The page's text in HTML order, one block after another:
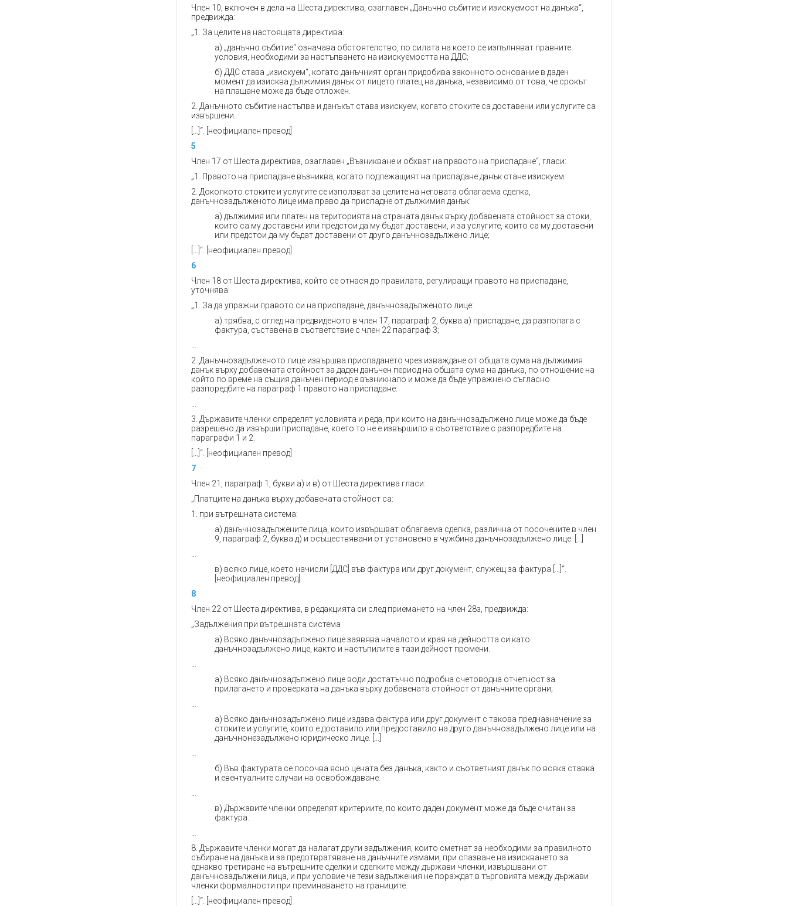
Член 10, включен в дела на Шеста директива, озаглавен „Данъчно събитие и изискуемост на данъка“,
предвижда:
„1. За целите на настоящата директива:
a) „данъчно събитие“ означава обстоятелство, по силата на което се изпълняват правните
условия, необходими за настъпването на изискуемостта на ДДС;
б) ДДС става „изискуем“, когато данъчният орган придобива законното основание в даден
момент да изисква дължимия данък от лицето платец на данъка, независимо от това, че срокът
на плащане може да бъде отложен.
2. Данъчното събитие настъпва и данъкът става изискуем, когато стоките са доставени или услугите са
извършени.
[…]“. [неофициален превод]
5
Член 17 от Шеста директива, озаглавен „Възникване и обхват на правото на приспадане“, гласи:
„1. Правото на приспадане възниква, когато подлежащият на приспадане данък стане изискуем.
2. Доколкото стоките и услугите се използват за целите на неговата облагаема сделка,
данъчнозадълженото лице има право да приспадне от дължимия данък:
a) дължимия или платен на територията на страната данък върху добавената стойност за стоки,
които са му доставени или предстои да му бъдат доставени, и за услугите, които са му доставени
или предстои да му бъдат доставени от друго данъчнозадължено лице;
[…]“. [неофициален превод]
6
Член 18 от Шеста директива, който се отнася до правилата, регулиращи правото на приспадане,
уточнява:
„1. За да упражни правото си на приспадане, данъчнозадълженото лице:
a) трябва, с оглед на предвиденото в член 17, параграф 2, буква а) приспадане, да разполага с
фактура, съставена в съответствие с член 22 параграф 3;
2. Данъчнозадълженото лице извършва приспадането чрез изваждане от общата сума на дължимия
данък върху добавената стойност за даден данъчен период на общата сума на данъка, по отношение на
който по време на същия данъчен период е възникнало и може да бъде упражнено съгласно
разпоредбите на параграф 1 правото на приспадане.
3. Държавите членки определят условията и реда, при които на данъчнозадължено лице може да бъде
разрешено да извърши приспадане, което то не е извършило в съответствие с разпоредбите на
параграфи 1 и 2.
[…]“. [неофициален превод]
7
Член 21, параграф 1, букви a) и в) от Шеста директива гласи:
„Платците на данъка върху добавената стойност са:
1. при вътрешната система:
a) данъчнозадължените лица, които извършват облагаема сделка, различна от посочените в член
9, параграф 2, буква д) и осъществявани от установено в чужбина данъчнозадължено лице. […]
в) всяко лице, което начисли [ДДС] във фактура или друг документ, служещ за фактура […]“.
[неофициален превод]
8
Член 22 от Шеста директива, в редакцията си след приемането на член 28з, предвижда:
„Задължения при вътрешната система
a) Всяко данъчнозадължено лице заявява началото и края на дейността си като
данъчнозадължено лице, както и настъпилите в тази дейност промени.
а) Всяко данъчнозадължено лице води достатъчно подробна счетоводна отчетност за
прилагането и проверката на данъка върху добавената стойност от данъчните органи;
a) Всяко данъчнозадължено лице издава фактура или друг документ с такова предназначение за
стоките и услугите, които е доставило или предоставило на друго данъчнозадължено лице или на
данъчнонезадължено юридическо лице. […]
б) Във фактурата се посочва ясно цената без данъка, както и съответният данък по всяка ставка
и евентуалните случаи на освобождаване.
в) Държавите членки определят критериите, по които даден документ може да бъде считан за
фактура.
8. Държавите членки могат да налагат други задължения, които сметнат за необходими за правилното
събиране на данъка и за предотвратяване на данъчните измами, при спазване на изискването за
еднакво третиране на вътрешните сделки и сделките между държави членки, извършвани от
данъчнозадължени лица, и при условие че тези задължения не пораждат в търговията между държави
членки формалности при преминаването на границите.
[…]“. [неофициален превод]